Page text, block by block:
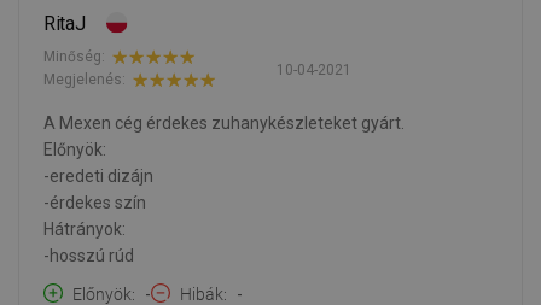
RitaJ
10-04-2021
Minőség:
Megjelenés:
A Mexen cég érdekes zuhanykészleteket gyárt.
Előnyök:
-eredeti dizájn
-érdekes szín
Hátrányok:
-hosszú rúd
Előnyök
- Hibák -